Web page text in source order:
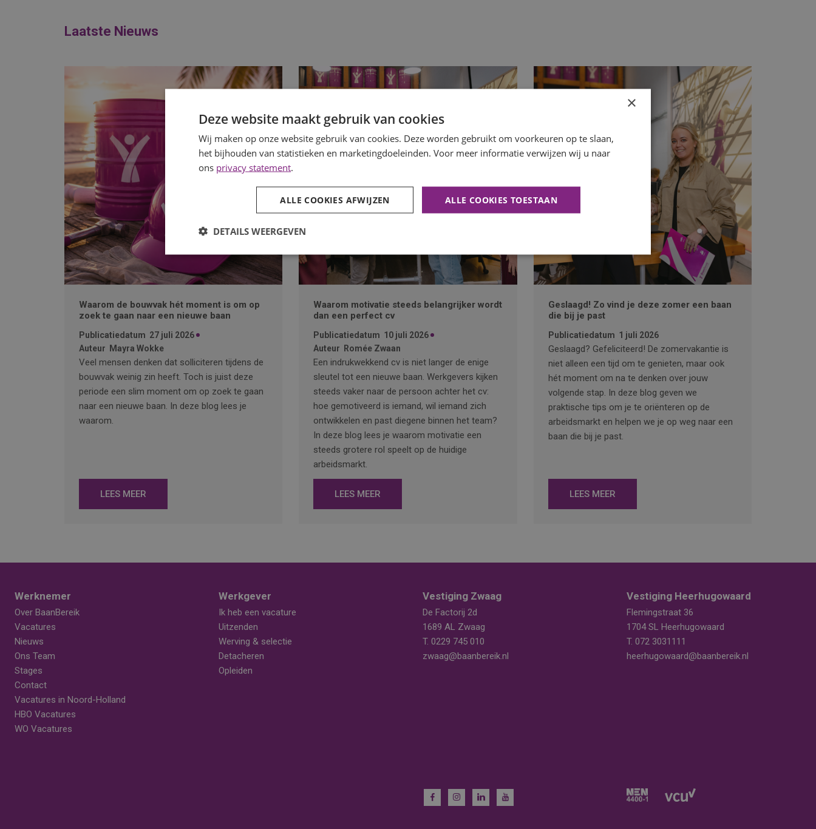
Laatste Nieuws
Waarom de bouwvak hét moment is om op
zoek te gaan naar een nieuwe baan
Publicatiedatum 27 juli 2026
Auteur
Mayra Wokke
Veel mensen denken dat solliciteren tijdens de
bouwvak weinig zin heeft. Toch is juist deze
periode een slim moment om op zoek te gaan
naar een nieuwe baan. In deze blog lees je
waarom.
LEES MEER
Waarom motivatie steeds belangrijker wordt
dan een perfect cv
Publicatiedatum 10 juli 2026
Auteur
Romée Zwaan
Een indrukwekkend cv is niet langer de enige
sleutel tot een nieuwe baan. Werkgevers kijken
steeds vaker naar de persoon achter het cv:
hoe gemotiveerd is iemand, wil iemand zich
ontwikkelen en past diegene binnen het team?
In deze blog lees je waarom motivatie een
steeds grotere rol speelt op de huidige
arbeidsmarkt.
LEES MEER
Geslaagd! Zo vind je deze zomer een baan
die bij je past
Publicatiedatum 1 juli 2026
Geslaagd? Gefeliciteerd! De zomervakantie is
niet alleen een tijd om te genieten, maar ook
hét moment om na te denken over jouw
volgende stap. In deze blog geven we
praktische tips om je te oriënteren op de
arbeidsmarkt en helpen we je op weg naar een
baan die bij je past.
LEES MEER
Werknemer
Over BaanBereik
Vacatures
Nieuws
Ons Team
Stages
Contact
Vacatures in Noord-Holland
HBO Vacatures
WO Vacatures
Werkgever
Ik heb een vacature
Uitzenden
Werving & selectie
Detacheren
Opleiden
Vestiging Zwaag
De Factorij 2d
1689 AL Zwaag
T. 0229 745 010
zwaag@baanbereik.nl
Vestiging Heerhugowaard
Flemingstraat 36
1704 SL Heerhugowaard
T. 072 3031111
heerhugowaard@baanbereik.nl
×
Deze website maakt gebruik van cookies
Wij maken op onze website gebruik van cookies. Deze worden gebruikt om voorkeuren op te slaan,
het bijhouden van statistieken en marketingdoeleinden. Voor meer informatie verwijzen wij u naar
ons privacy statement.
ALLE COOKIES TOESTAAN
ALLE COOKIES AFWIJZEN
DETAILS WEERGEVEN